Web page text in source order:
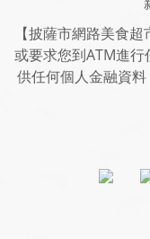
【披薩市網路美食
或要求您到ATM進
供任何個人金融資